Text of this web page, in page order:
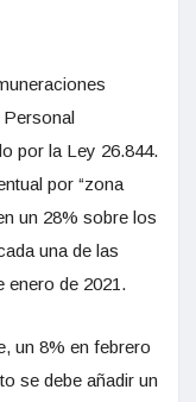
por la Ley 26.844.
por “zona
un 28% sobre los
una de las
enero de 2021.
un 8% en febrero
se debe añadir un